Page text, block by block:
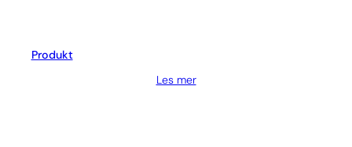
Produkt
Les mer